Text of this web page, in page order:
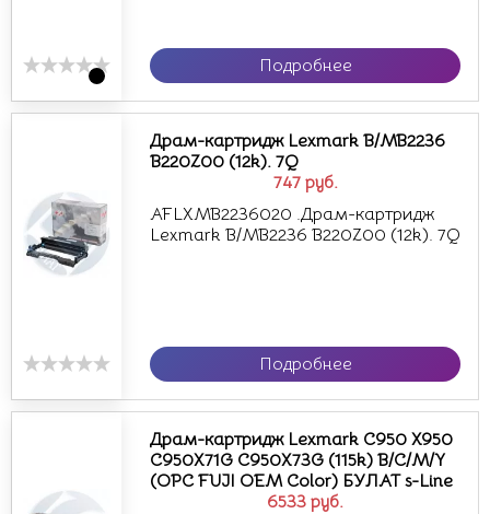
Подробнее
747 руб.
Драм-картридж Lexmark B/MB2236
B220Z00 (12k). 7Q
AFLXMB2236020 .Драм-картридж
Lexmark B/MB2236 B220Z00 (12k). 7Q
Подробнее
6533 руб.
Драм-картридж Lexmark C950 X950
C950X71G C950X73G (115k) B/C/M/Y
(OPC FUJI OEM Color) БУЛАТ s-Line